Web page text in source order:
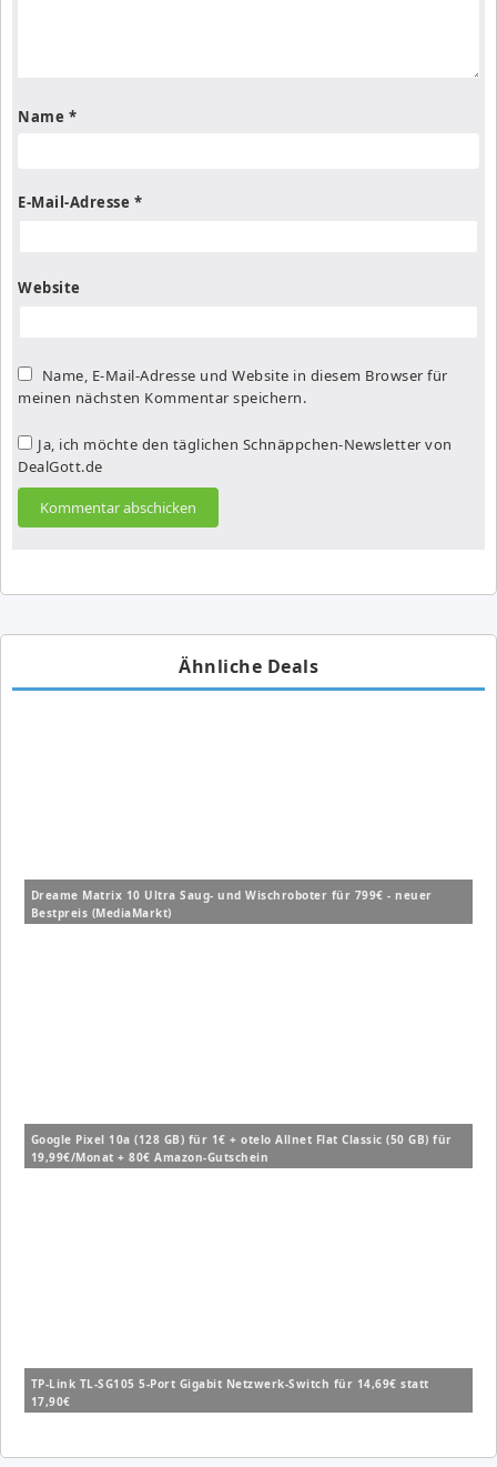
Name *
E-Mail-Adresse *
Website
Name, E-Mail-Adresse und Website in diesem Browser für
meinen nächsten Kommentar speichern.
Ja, ich möchte den täglichen Schnäppchen-Newsletter von
DealGott.de
Ähnliche Deals
Dreame Matrix 10 Ultra Saug- und Wischroboter für 799€ - neuer
Bestpreis (MediaMarkt)
Google Pixel 10a (128 GB) für 1€ + otelo Allnet Flat Classic (50 GB) für
19,99€/Monat + 80€ Amazon-Gutschein
TP-Link TL-SG105 5-Port Gigabit Netzwerk-Switch für 14,69€ statt
17,90€